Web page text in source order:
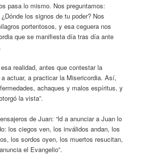
pasa lo mismo. Nos preguntamos:
los signos de tu poder? Nos
portentosos, y esa ceguera nos
que se manifiesta día tras día ante
realidad, antes que contestar la
actuar, a practicar la Misericordia. Así,
achaques y malos espíritus, y
la vista”.
de Juan: “ld a anunciar a Juan lo
los ciegos ven, los inválidos andan, los
los sordos oyen, los muertos resucitan,
el Evangelio”.